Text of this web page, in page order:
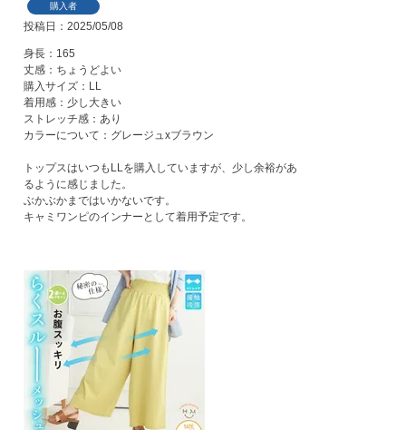
購入者
投稿日 2025/05/08
身長：165
丈感：ちょうどよい
購入サイズ：LL
着用感：少し大きい
ストレッチ感：あり
カラーについて：グレージュxブラウン
トップスはいつもLLを購入していますが、少し余裕があ
るように感じました。
ぶかぶかまではいかないです。
キャミワンピのインナーとして着用予定です。